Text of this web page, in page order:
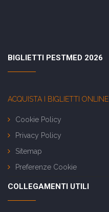
BIGLIETTI PESTMED 2026
ACQUISTA I BIGLIETTI ONLINE
Cookie Policy
Privacy Policy
Sitemap
Preferenze Cookie
COLLEGAMENTI UTILI